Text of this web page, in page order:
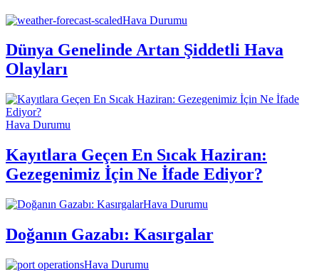
Hava Durumu
Dünya Genelinde Artan Şiddetli Hava
Olayları
Hava Durumu
Kayıtlara Geçen En Sıcak Haziran:
Gezegenimiz İçin Ne İfade Ediyor?
Hava Durumu
Doğanın Gazabı: Kasırgalar
Hava Durumu